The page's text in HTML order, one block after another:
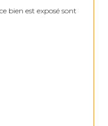
bien est exposé sont